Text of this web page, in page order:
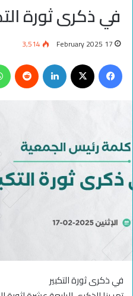
في ذكرى ثورة
17 February 2025
3,514
Facebook
LinkedIn
في ذكرى ثورة التكبير